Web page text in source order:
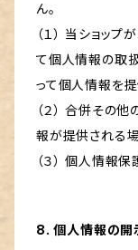
ん。
（１） 当ショッ
て個人情報の取
って個人情報を
（２） 合併その
報が提供される
（３） 個人情報
8. 個人情報の開